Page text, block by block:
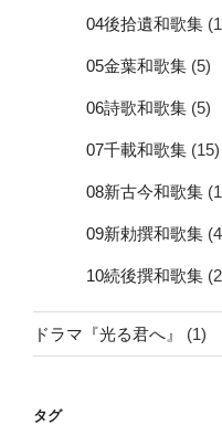
04後拾遺和歌集
05金葉和歌集 (5)
06詩歌和歌集 (5)
07千載和歌集 (15)
08新古今和歌集
09新勅撰和歌集
10続後撰和歌集
ドラマ『光る君へ』 (1)
タグ